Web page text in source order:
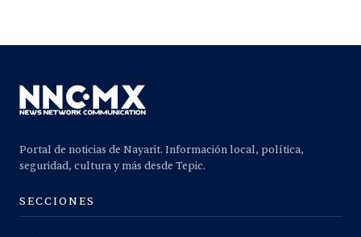
Portal de noticias de Nayarit. Información local, política,
seguridad, cultura y más desde Tepic.
SECCIONES